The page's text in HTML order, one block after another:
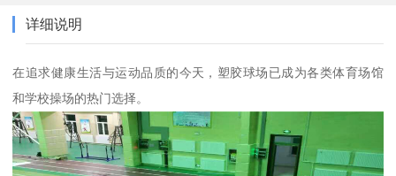
详细说明
在追求健康生活与运动品质的今天，塑胶球场已成为各类体育场馆
和学校操场的热门选择。